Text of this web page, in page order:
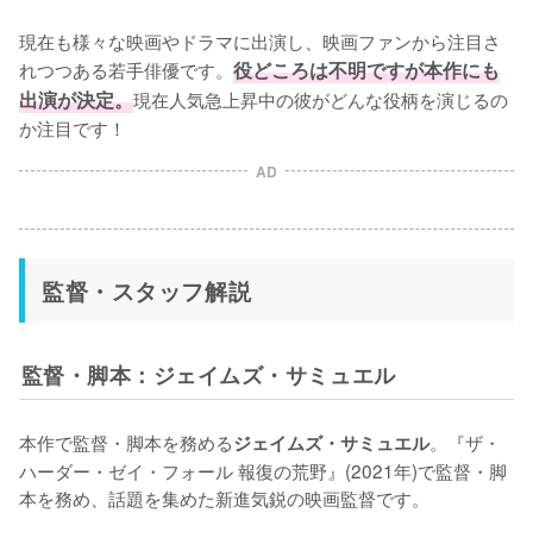
現在も様々な映画やドラマに出演し、映画ファンから注目さ
れつつある若手俳優です。 役どころは不明ですが本作にも
出演が決定。現在人気急上昇中の彼がどんな役柄を演じるの
か注目です！
AD
監督・スタッフ解説
監督・脚本：ジェイムズ・サミュエル
本作で監督・脚本を務めるジェイムズ・サミュエル。『ザ・
ハーダー・ゼイ・フォール 報復の荒野』(2021年)で監督・脚
本を務め、話題を集めた新進気鋭の映画監督です。